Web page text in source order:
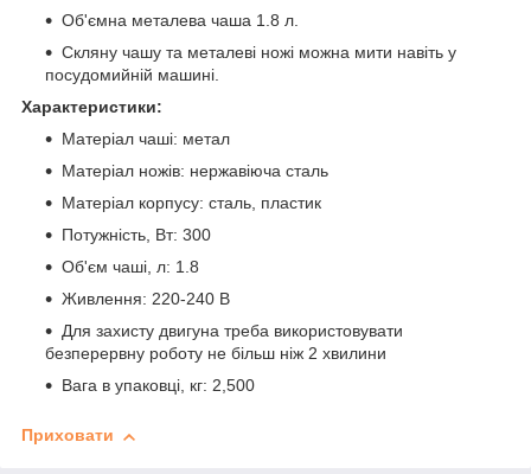
Об'ємна металева чаша 1.8 л.
Скляну чашу та металеві ножі можна мити навіть у
посудомийній машині.
Характеристики:
Матеріал чаші: метал
Матеріал ножів: нержавіюча сталь
Матеріал корпусу: сталь, пластик
Потужність, Вт: 300
Об'єм чаші, л: 1.8
Живлення: 220-240 В
Для захисту двигуна треба використовувати
безперервну роботу не більш ніж 2 хвилини
Вага в упаковці, кг: 2,500
Приховати